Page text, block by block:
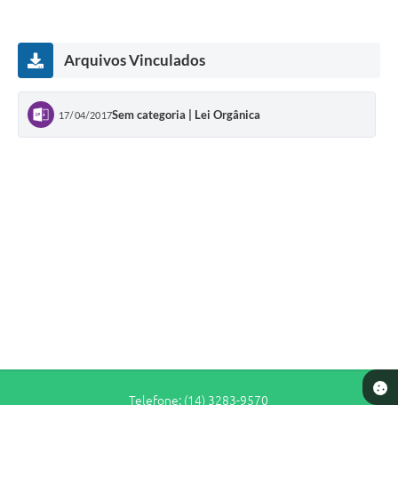
Arquivos Vinculados
17/04/2017Sem categoria | Lei Orgânica
Telefone: (14) 3283-9570